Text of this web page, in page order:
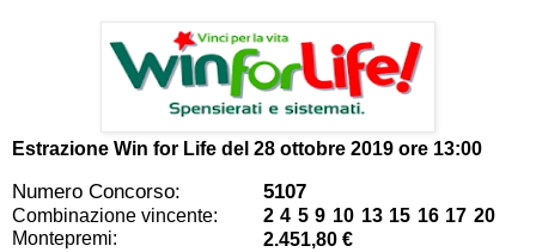
Estrazione Win for Life del 28 ottobre 2019 ore 13:00
Numero Concorso: 5107
Combinazione vincente:
2 4 5 9 10 13 15 16 17 20
Montepremi:
2.451,80 €